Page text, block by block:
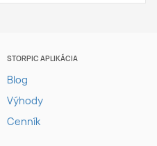
STORPIC APLIKÁCIA
Blog
Výhody
Cenník